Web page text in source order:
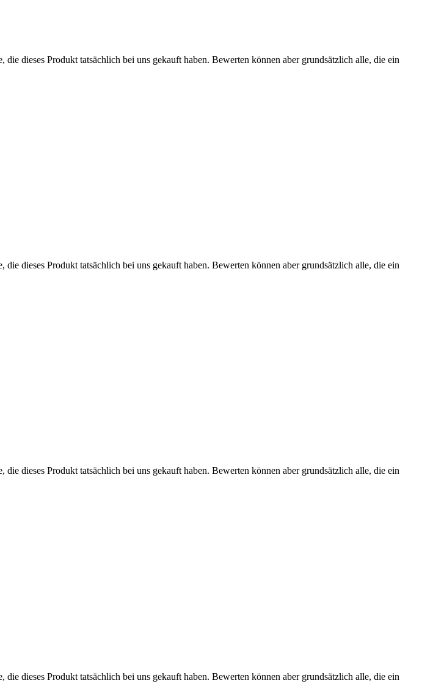
dieses Produkt tatsächlich bei uns gekauft haben. Bewerten können aber grundsätzlich alle, die ein
dieses Produkt tatsächlich bei uns gekauft haben. Bewerten können aber grundsätzlich alle, die ein
dieses Produkt tatsächlich bei uns gekauft haben. Bewerten können aber grundsätzlich alle, die ein
dieses Produkt tatsächlich bei uns gekauft haben. Bewerten können aber grundsätzlich alle, die ein